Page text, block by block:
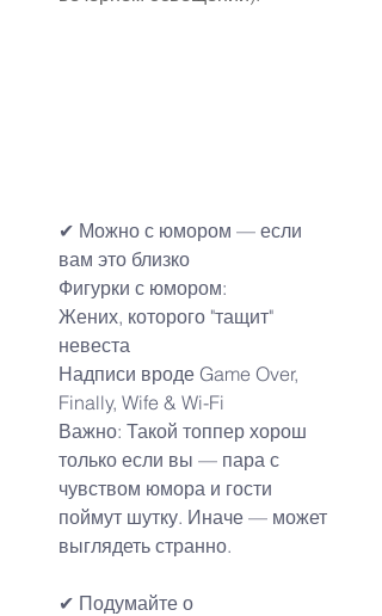
✔ Можно с юмором — если
вам это близко
Фигурки с юмором:
Жених, которого "тащит"
невеста
Надписи вроде Game Over,
Finally, Wife & Wi-Fi
Важно: Такой топпер хорош
только если вы — пара с
чувством юмора и гости
поймут шутку. Иначе — может
выглядеть странно.
✔ Подумайте о